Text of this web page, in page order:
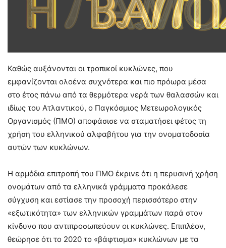
Καθώς αυξάνονται οι τροπικοί κυκλώνες, που
εμφανίζονται ολοένα συχνότερα και πιο πρόωρα μέσα
στο έτος πάνω από τα θερμότερα νερά των θαλασσών και
ιδίως του Ατλαντικού, ο Παγκόσμιος Μετεωρολογικός
Οργανισμός (ΠΜΟ) αποφάσισε να σταματήσει φέτος τη
χρήση του ελληνικού αλφαβήτου για την ονοματοδοσία
αυτών των κυκλώνων.
Η αρμόδια επιτροπή του ΠΜΟ έκρινε ότι η περυσινή χρήση
ονομάτων από τα ελληνικά γράμματα προκάλεσε
σύγχυση και εστίασε την προσοχή περισσότερο στην
«εξωτικότητα» των ελληνικών γραμμάτων παρά στον
κίνδυνο που αντιπροσωπεύουν οι κυκλώνες. Επιπλέον,
θεώρησε ότι το 2020 το «βάφτισμα» κυκλώνων με τα